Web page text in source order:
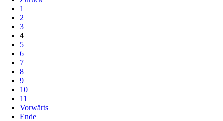
1
2
3
4
5
6
7
8
9
10
11
Vorwärts
Ende